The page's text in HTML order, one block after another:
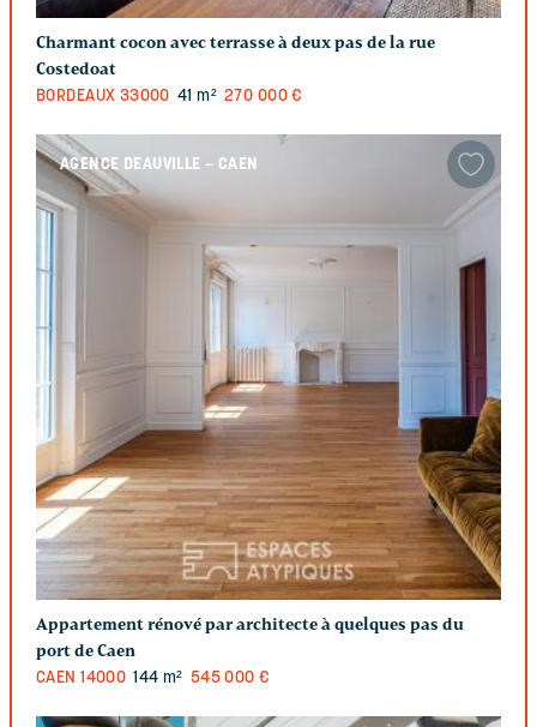
Charmant cocon avec terrasse à deux pas de la rue
Costedoat
BORDEAUX 33000 41 m² 270 000 €
AGENCE DEAUVILLE – CAEN
Appartement rénové par architecte à quelques pas du
port de Caen
CAEN 14000 144 m² 545 000 €